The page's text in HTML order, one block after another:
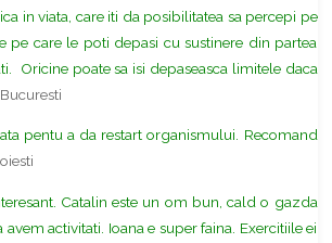
in viata, care iti da posibilitatea sa percepi pe
care le poti depasi cu sustinere din partea
Oricine poate sa isi depaseasca limitele daca
pentu a da restart organismului. Recomand
Catalin este un om bun, cald o gazda
avem activitati. Ioana e super faina. Exercitiile ei